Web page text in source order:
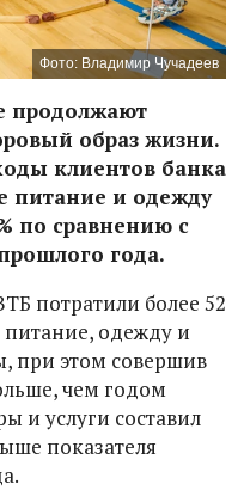
Фото: Владимир Чучадеев
продолжают
образ жизни.
клиентов банка
питание и одежду
по сравнению с
года.
потратили более 52
одежду и
при этом совершив
чем годом
и услуги составил
показателя